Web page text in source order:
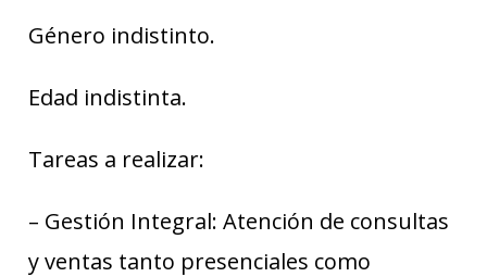
Género indistinto.
Edad indistinta.
Tareas a realizar:
– Gestión Integral: Atención de consultas
y ventas tanto presenciales como